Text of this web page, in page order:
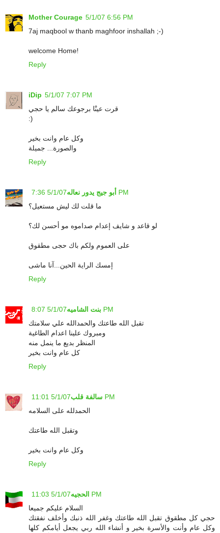
Mother Courage 5/1/07 6:56 PM
7aj maqbool w thanb maghfoor inshallah ;-)
welcome Home!
Reply
iDip 5/1/07 7:07 PM
قرت عينْا برجوعك سالم يا حجي
:)
وكل عام وانت بخير
والصورة... جميلة
Reply
أبو جيج يدور نعاله 5/1/07 7:36 PM
ما قلت لك ليش مستعيل؟
لو قاعد و شايف إعدام صداموه مو أحسن لك؟
على العموم ولكم باك حجى مطقوق
إمسك الراية الحين...آنا ماشى
Reply
بنت الشاميه 5/1/07 8:07 PM
تقبل الله طاعتك والحمدالله علي سلامتك
ومبروك علينا اعدام الطاغية
المنظر بديع ما ينمل منه
كل عام وانت بخير
Reply
سالفة قلب 5/1/07 11:01 PM
الحمدلله على السلامه
وتقبل الله طاعتك
وكل عام وانت بخير
Reply
الحجيه 5/1/07 11:03 PM
السلام عليكم جميعا
حجي كل مطقوق تقبل الله طاعتك وغفر الله ذنبك وأخلف نفقتك
وكل عام وأنت والأسرة بخير و أنشاء الله ربي يجعل أيامكم كلها